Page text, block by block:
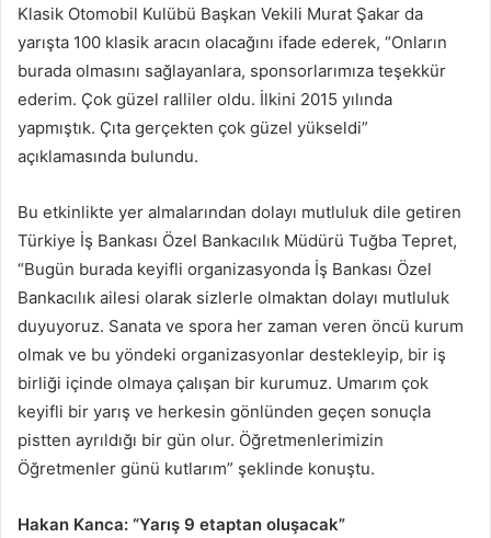
Klasik Otomobil Kulübü Başkan Vekili Murat Şakar da
yarışta 100 klasik aracın olacağını ifade ederek, “Onların
burada olmasını sağlayanlara, sponsorlarımıza teşekkür
ederim. Çok güzel ralliler oldu. İlkini 2015 yılında
yapmıştık. Çıta gerçekten çok güzel yükseldi”
açıklamasında bulundu.
Bu etkinlikte yer almalarından dolayı mutluluk dile getiren
Türkiye İş Bankası Özel Bankacılık Müdürü Tuğba Tepret,
“Bugün burada keyifli organizasyonda İş Bankası Özel
Bankacılık ailesi olarak sizlerle olmaktan dolayı mutluluk
duyuyoruz. Sanata ve spora her zaman veren öncü kurum
olmak ve bu yöndeki organizasyonlar destekleyip, bir iş
birliği içinde olmaya çalışan bir kurumuz. Umarım çok
keyifli bir yarış ve herkesin gönlünden geçen sonuçla
pistten ayrıldığı bir gün olur. Öğretmenlerimizin
Öğretmenler günü kutlarım” şeklinde konuştu.
Hakan Kanca: “Yarış 9 etaptan oluşacak”